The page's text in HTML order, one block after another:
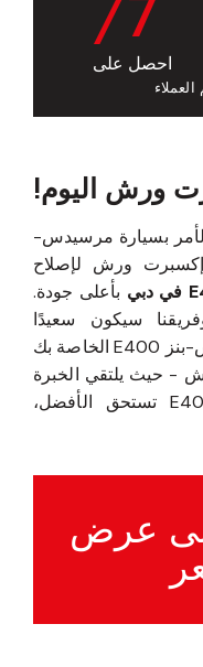
احصل على
ورش اليوم!
بسيارة مرسيدس-
بأعلى جودة.
سيكون سعيدًا
بمساعدتك. حافظ على أداء مرسيدس-بنز E400 الخاصة بك
- حيث يلتقي الخبرة
بالتميز. سيارتك مرسيدس-بنز E400 تستحق الأفضل،
عرض